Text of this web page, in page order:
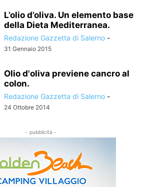
L’olio d’oliva. Un elemento base
della Dieta Mediterranea.
Redazione Gazzetta di Salerno -
31 Gennaio 2015
Olio d'oliva previene cancro al
colon.
Redazione Gazzetta di Salerno -
24 Ottobre 2014
- pubblicità -